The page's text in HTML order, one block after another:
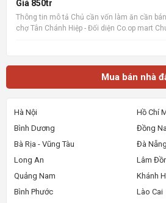
Giá 850tr
Thông tin mô tả Chủ cần vốn làm ăn cần
chợ Tân Chánh Hiệp - Đối diện Co.op mart
Mua bán nhà
Hà Nội
Hồ Chí
Bình Dương
Đồng
Bà Rịa - Vũng Tàu
Đà Nẵng
Long An
Lâm
Quảng Nam
Khánh
Bình Phước
Lào Cai